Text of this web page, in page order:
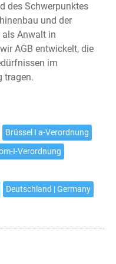
des Schwerpunktes
und der
als Anwalt in
AGB entwickelt, die
im
tragen.
Brüssel I a-Verordnung
I-Verordnung
Deutschland | Germany